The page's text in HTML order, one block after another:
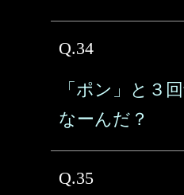
Q.34
「ポン」と３
なーんだ？
Q.35